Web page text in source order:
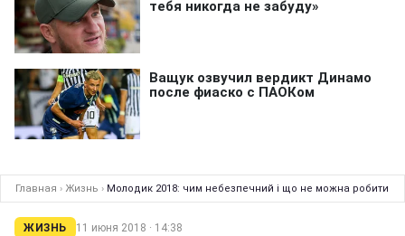
Главная › Жизнь › Молодик 2018: чим небезпечний і що не можна робити
ЖИЗНЬ 11 июня 2018 · 14:38